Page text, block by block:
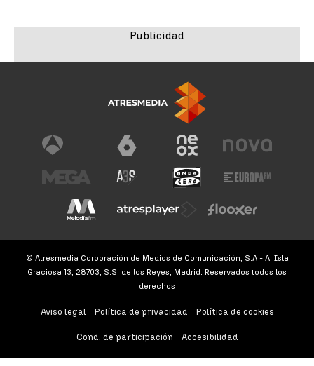
© Atresmedia Corporación de Medios de Comunicación, S.A - A. Isla
Graciosa 13, 28703, S.S. de los Reyes, Madrid. Reservados todos los
derechos
Aviso legal Política de privacidad Política de cookies
Cond. de participación Accesibilidad